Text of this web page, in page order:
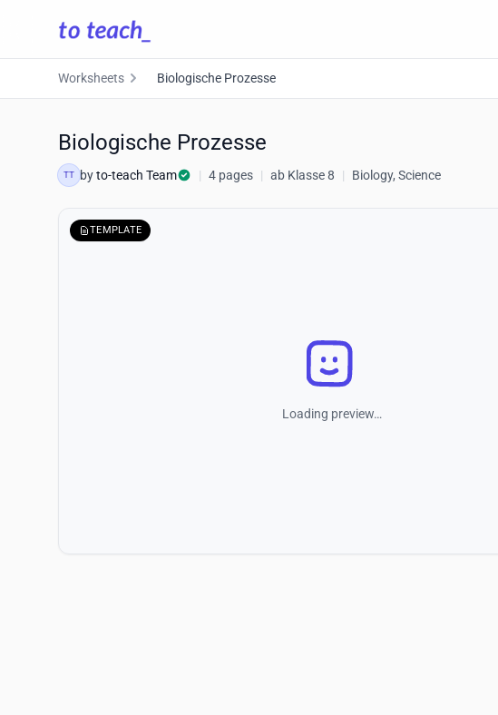
Worksheets Biologische Prozesse
Biologische Prozesse
TT byto-teach Team | 4 pages | ab Klasse 8 | Biology, Science
TEMPLATE
Loading preview…